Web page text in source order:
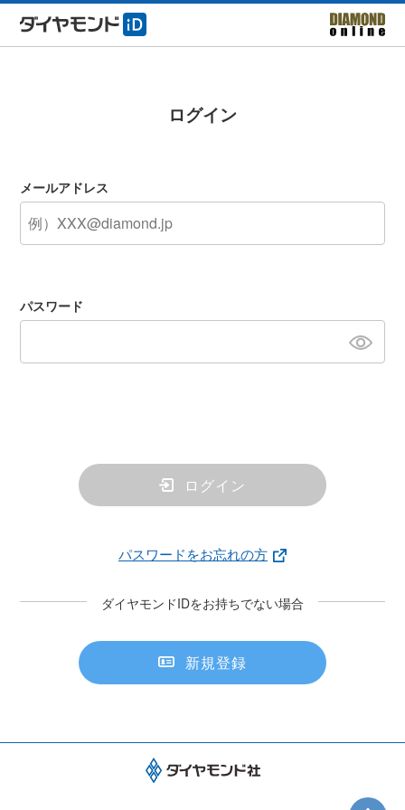
ログイン
メールアドレス
パスワード
ログイン
パスワードをお忘れの方
ダイヤモンドIDをお持ちでない場合
新規登録